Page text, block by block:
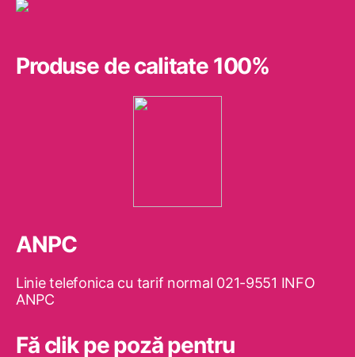
Produse de calitate 100%
ANPC
Linie telefonica cu tarif normal 021-9551 INFO
ANPC
Fă clik pe poză pentru